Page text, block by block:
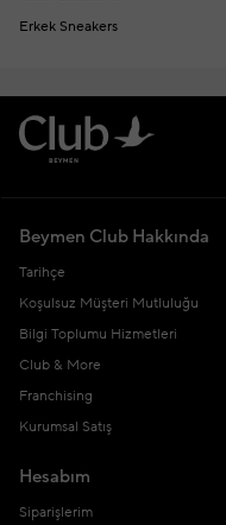
Erkek Sneakers
Beymen Club Hakkında
Tarihçe
Koşulsuz Müşteri Mutluluğu
Bilgi Toplumu Hizmetleri
Club & More
Franchising
Kurumsal Satış
Hesabım
Siparişlerim